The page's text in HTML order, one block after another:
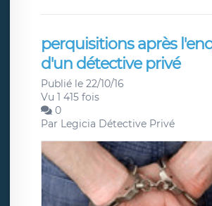
perquisitions après
d'un détective privé
Publié le 22/10/16
Vu 1 415 fois
0
Par Legicia Détective Privé